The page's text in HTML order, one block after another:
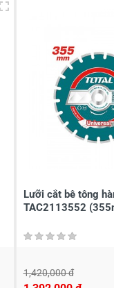
Lưỡi cắt bê tông
TAC2113552
1,420,000 đ